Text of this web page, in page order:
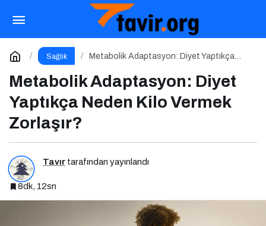
Sağlık
Metabolik Adaptasyon: Diyet Yaptıkça
Metabolik Adaptasyon: Diyet
Yaptıkça Neden Kilo Vermek
Zorlaşır?
Tavır tarafından yayınlandı
8dk, 12sn
Metabolik Adaptasyon: Diyet Yaptıkça Neden
Kilo Vermek Zorlaşır?
Yorum Yap